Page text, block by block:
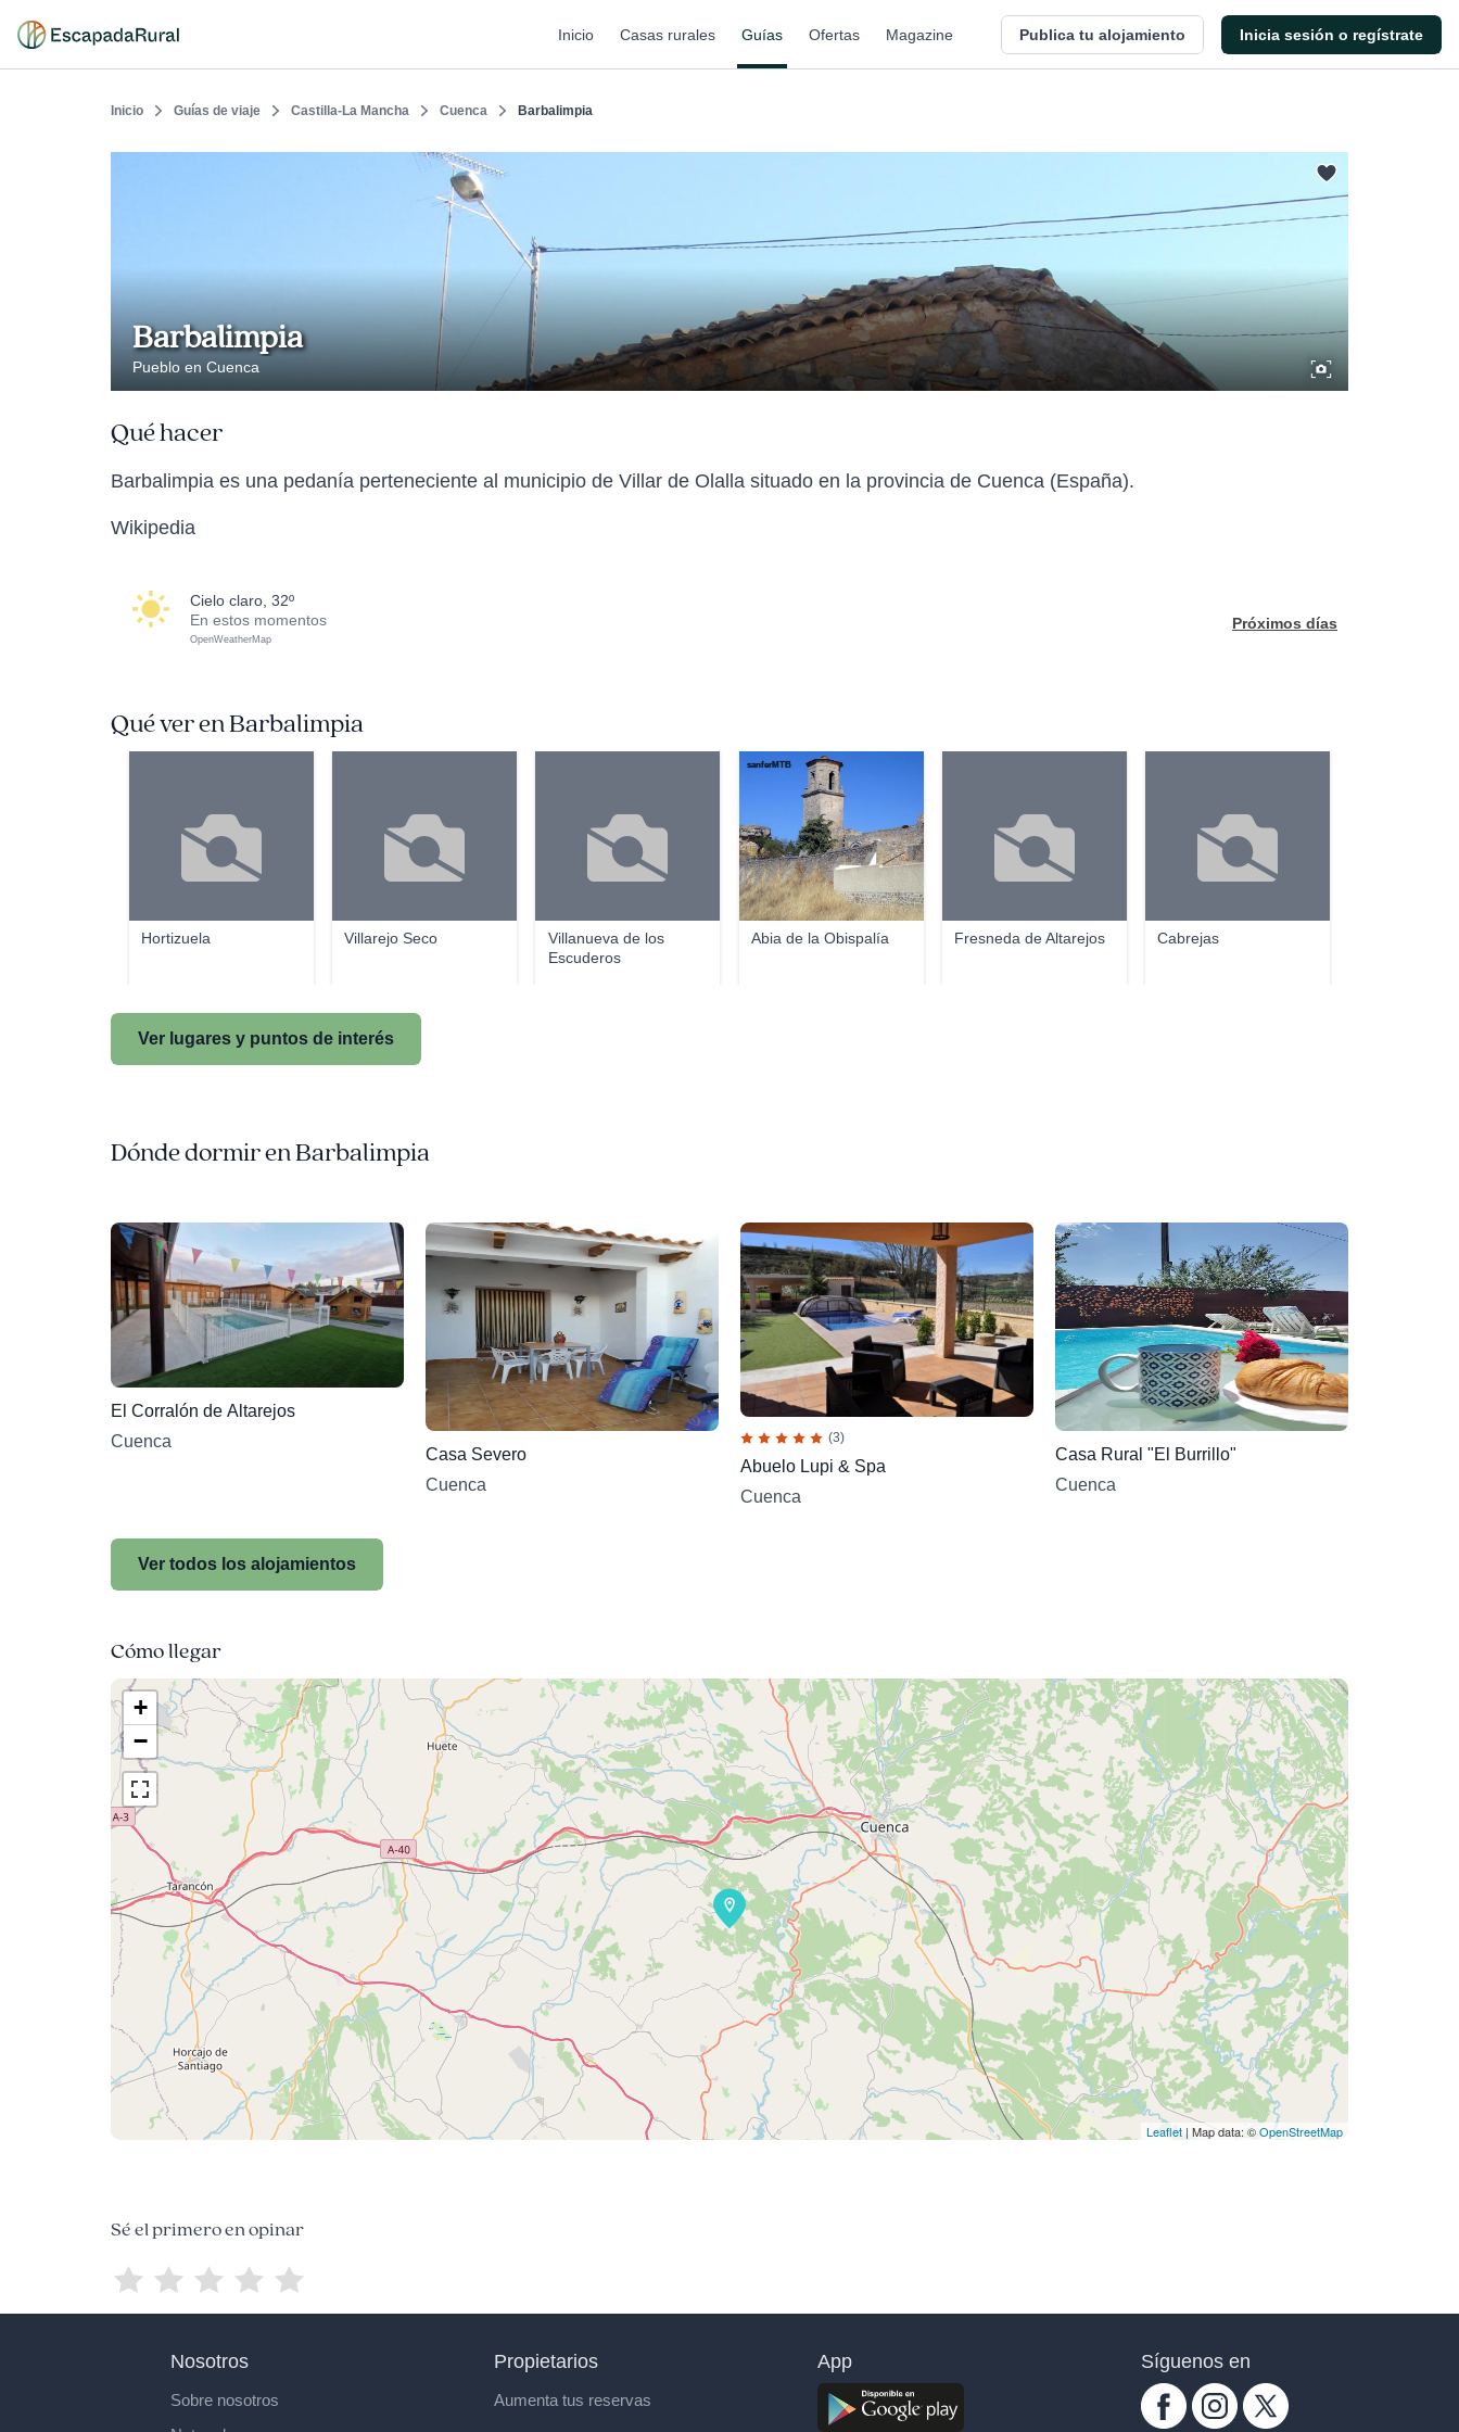
Inicio Casas rurales Guías Ofertas Magazine Publica tu alojamiento Inicia sesión o regístrate
Inicio Guías de viaje Castilla-La Mancha Cuenca Barbalimpia
Barbalimpia
Pueblo en Cuenca
Qué hacer
Barbalimpia es una pedanía perteneciente al municipio de Villar de Olalla situado en la provincia de Cuenca (España).
Wikipedia
cielo claro, 32º
En estos momentos
OpenWeatherMap
Próximos días
Qué ver en Barbalimpia
Hortizuela Villarejo Seco
Villanueva de los
Escuderos
Abia de la Obispalía
sanferMTB
Fresneda de Altarejos Cabrejas
Ver lugares y puntos de interés
Dónde dormir en Barbalimpia
El Corralón de Altarejos
Cuenca
Casa Severo
Cuenca
(3)
Abuelo Lupi & Spa
Cuenca
Casa Rural "El Burrillo"
Cuenca
Ver todos los alojamientos
Cómo llegar
+
−
Leaflet | Map data: ©OpenStreetMap
Sé el primero en opinar
Nosotros
Sobre nosotros
Propietarios
Aumenta tus reservas
App Síguenos en